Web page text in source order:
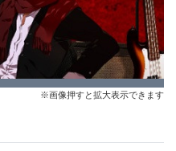
※画像押すと拡大表示できます